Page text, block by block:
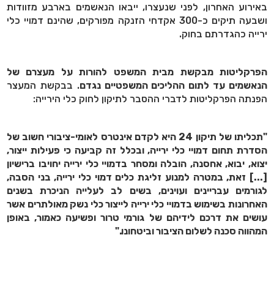
באירוע האחרון, לפני שנעצרו, ייבאו הנאשמים בארבע מזוודות
ושבעה תיקים כ-300 אקדחי הזנקה מפורקים, שהינם דמויי כלי
ירייה כהגדרתם בחוק.
הפרקליטות מבקשת מבית המשפט להורות על מעצרם של
הנאשמים עד לתום ההליכים המשפטיים נגדם. בבקשת המעצר
הפנתה הפרקליטות לדברי ההסבר לתיקון לחוק כלי הירייה:
"תכליתו של תיקון 24 היא לקדם אינטרס לאומי-ציבורי חשוב של
הסדרת תחום דמויי כלי ירייה, ובכלל זה קביעה כי פעילות ייצור,
יצוא, יבוא, אחסנה, הובלה ומסחר בדמויי כלי ירייה יחויבו ברישיון
[...] זאת, במטרה למנוע זליגת כלים דמוי כלי ירייה, בני הסבה,
לגורמים עבריינים ועוינים, בשים לב לעלייה הניכרת בשנים
האחרונות בשימוש בדמויי כלי ירייה לייצור כלי נשק מאולתרים אשר
עושים את דרכם לידיהם של גורמי טרור ופשיעה כאמור, באופן
המהווה סכנה לשלום הציבור וביטחונו."